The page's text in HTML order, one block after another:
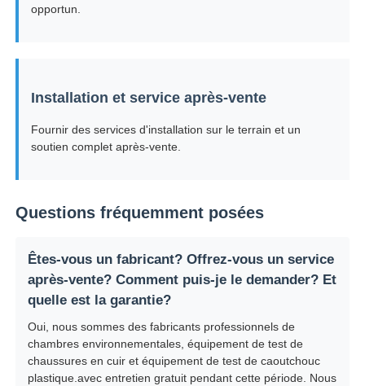
opportun.
Installation et service après-vente
Fournir des services d'installation sur le terrain et un
soutien complet après-vente.
Questions fréquemment posées
Êtes-vous un fabricant? Offrez-vous un service
après-vente? Comment puis-je le demander? Et
quelle est la garantie?
Oui, nous sommes des fabricants professionnels de
chambres environnementales, équipement de test de
chaussures en cuir et équipement de test de caoutchouc
plastique.avec entretien gratuit pendant cette période. Nous